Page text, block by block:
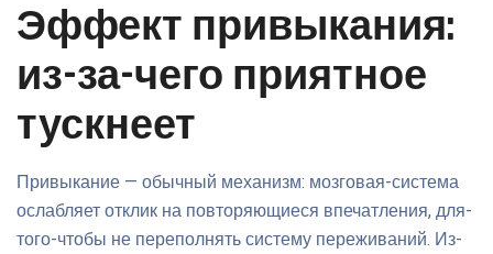
Эффект привыкания:
из-за-чего приятное
тускнеет
Привыкание — обычный механизм: мозговая-система
ослабляет отклик на повторяющиеся впечатления, для-
того-чтобы не переполнять систему переживаний. Из-